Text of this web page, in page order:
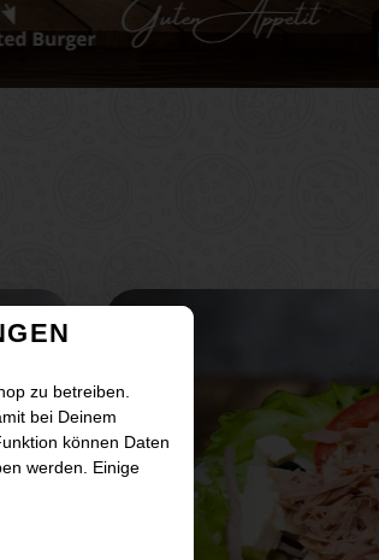
zu betreiben.
bei Deinem
können Daten
werden. Einige